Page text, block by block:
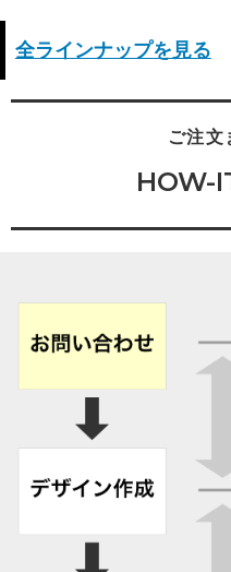
全ラインナップを見る
ご注文
HOW-